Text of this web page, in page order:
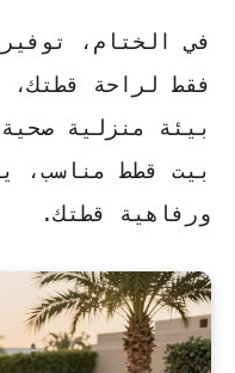
في الختام،
فقط لراحة
بيئة منزلية
بيت قطط مناسب،
ورفاهية قطتك.